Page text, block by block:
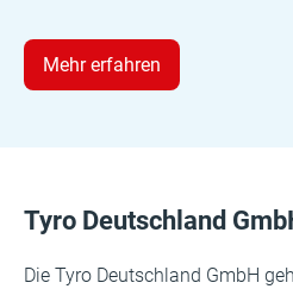
Mehr erfahren
Tyro Deutschland
Die Tyro Deutschland GmbH